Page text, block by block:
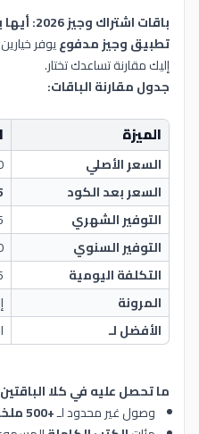
باقات اشتراك وجيز 2026: أيها يناسبك؟
تطبيق وجيز مدفوعيوفر
إليك مقارنة تساعدك تختار.
جدول مقارنة الباقات:
الميزة
السعر الأصلي
السعر بعد الكود
التوفير الشهري
التوفير السنوي
التكلفة اليومية
المرونة
الأفضل لـ
ما تحصل عليه في كلا
وصول غير محدود لـ+500 ملخص كتاب